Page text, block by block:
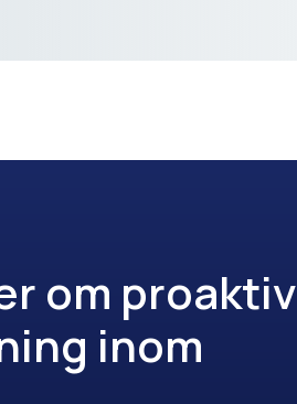
om proaktiv
inom